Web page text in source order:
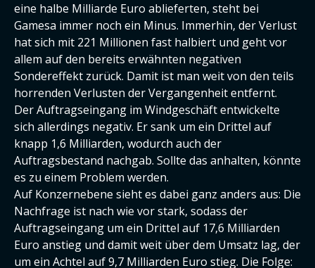
eine halbe Milliarde Euro ablieferten, steht bei
Gamesa immer noch ein Minus. Immerhin, der Verlust
hat sich mit 221 Millionen fast halbiert und geht vor
allem auf den bereits erwähnten negativen
Sondereffekt zurück. Damit ist man weit von den teils
horrenden Verlusten der Vergangenheit entfernt.
Der Auftragseingang im Windgeschäft entwickelte
sich allerdings negativ. Er sank um ein Drittel auf
knapp 1,6 Milliarden, wodurch auch der
Auftragsbestand nachgab. Sollte das anhalten, könnte
es zu einem Problem werden.
Auf Konzernebene sieht es dabei ganz anders aus: Die
Nachfrage ist nach wie vor stark, sodass der
Auftragseingang um ein Drittel auf 17,6 Milliarden
Euro anstieg und damit weit über dem Umsatz lag, der
um ein Achtel auf 9,7 Milliarden Euro stieg. Die Folge: